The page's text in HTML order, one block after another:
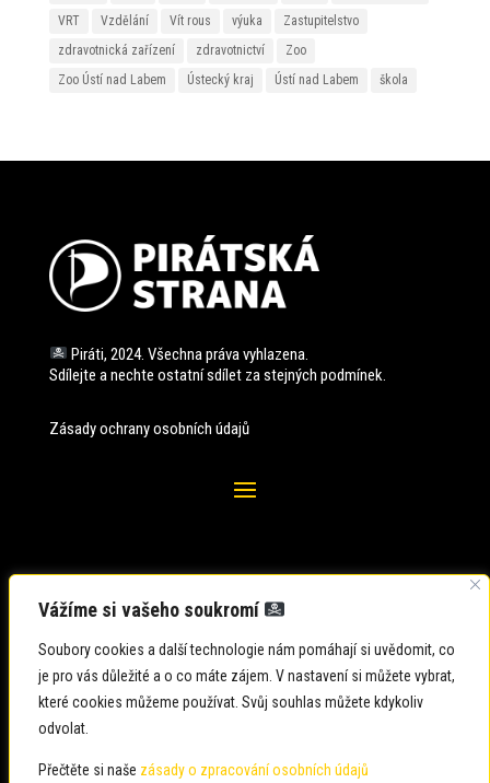
Vážíme si vašeho soukromí
Soubory cookies a další technologie nám pomáhají si uvědomit, co
je pro vás důležité a o co máte zájem. V nastavení si můžete vybrat,
které cookies můžeme používat. Svůj souhlas můžete kdykoliv
odvolat.
Přečtěte si naše zásady o zpracování osobních údajů
VRT
Vzdělání Vít rous výuka
Zastupitelstvo
zdravotnická zařízení
zdravotnictví
Zoo
Zoo Ústí nad Labem
Ústecký kraj Ústí nad Labem škola
Piráti, 2024. Všechna práva vyhlazena.
Sdílejte a nechte ostatní sdílet za stejných podmínek.
Zásady ochrany osobních údajů
Zadavatel: Česká pirátská strana